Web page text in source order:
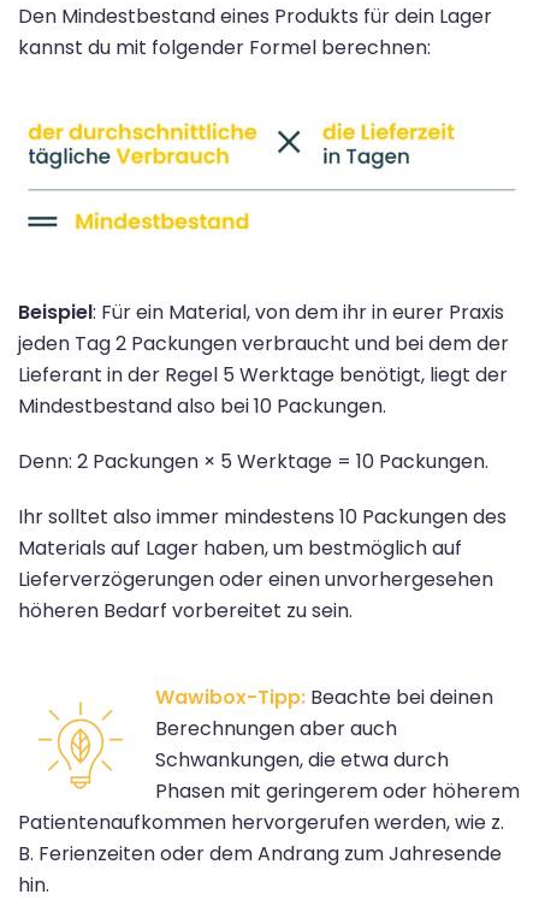
Den Mindestbestand eines Produkts für dein Lager
kannst du mit folgender Formel berechnen:
Beispiel: Für ein Material, von dem ihr in eurer Praxis
jeden Tag 2 Packungen verbraucht und bei dem der
Lieferant in der Regel 5 Werktage benötigt, liegt der
Mindestbestand also bei 10 Packungen.
Denn: 2 Packungen × 5 Werktage = 10 Packungen.
Ihr solltet also immer mindestens 10 Packungen des
Materials auf Lager haben, um bestmöglich auf
Lieferverzögerungen oder einen unvorhergesehen
höheren Bedarf vorbereitet zu sein.
Wawibox-Tipp: Beachte bei deinen
Berechnungen aber auch
Schwankungen, die etwa durch
Phasen mit geringerem oder höherem
Patientenaufkommen hervorgerufen werden, wie z.
B. Ferienzeiten oder dem Andrang zum Jahresende
hin.